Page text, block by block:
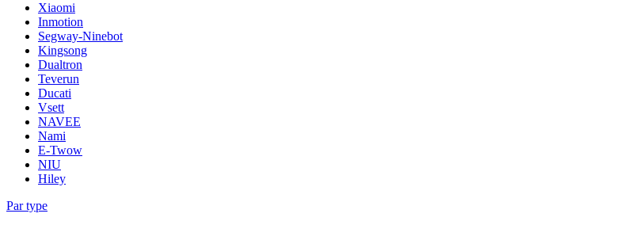
Xiaomi
Inmotion
Segway-Ninebot
Kingsong
Dualtron
Teverun
Ducati
Vsett
NAVEE
Nami
E-Twow
NIU
Hiley
Par type